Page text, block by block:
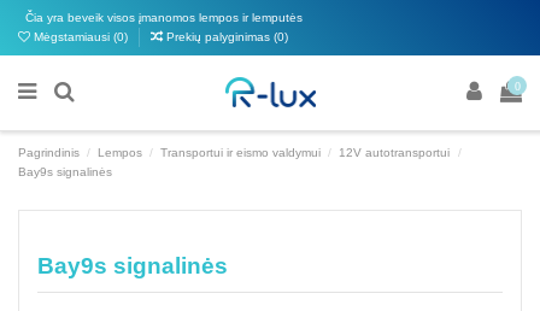
Čia yra beveik visos įmanomos lempos ir lemputės
Mėgstamiausi (0) Prekių palyginimas (0)
0
Pagrindinis Lempos Transportui ir eismo valdymui
12V autotransportui
Bay9s signalinės
Bay9s signalinės